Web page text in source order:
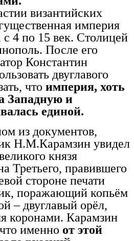
византийских
империя
с 4 по 15 век. Столицей
После его
Константин
двуглавого
что империя, хоть
Западную и
единой.
из документов,
Н.М.Карамзин увидел
князя
Третьего, правившего
стороне печати
поражающий копьём
– двуглавый орёл,
коронами. Карамзин
именно от этой